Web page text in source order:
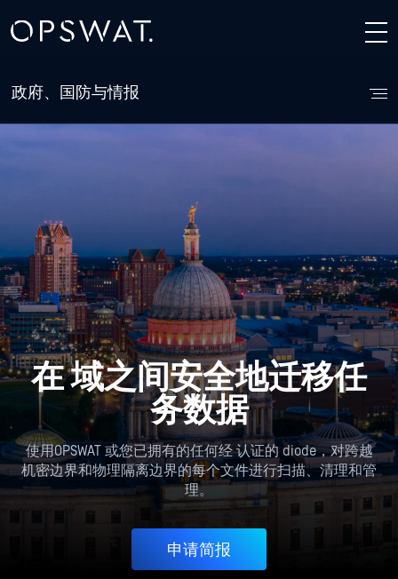
政府、国防与情报
在域之间安全地迁移任
务数据
使用OPSWAT 或您已拥有的任何经认证的 diode，对跨越
机密边界和物理隔离边界的每个文件进行扫描、清理和管
理。
申请简报